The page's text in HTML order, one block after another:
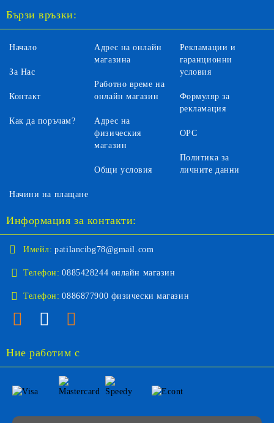
Бързи връзки:
Начало
За Нас
Контакт
Как да поръчам?
Адрес на онлайн
магазина
Работно време на
онлайн магазин
Адрес на
физическия
магазин
Общи условия
Рекламации и
гаранционни
условия
Формуляр за
рекламация
ОРС
Политика за
личните данни
Начини на плащане
Информация за контакти:
Имейл: patilancibg78@gmail.com
Телефон: 0885428244 онлайн магазин
Телефон: 0886877900 физически магазин
Ние работим с